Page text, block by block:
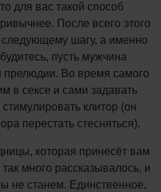
для вас такой способ
После всего этого
следующему шагу, а именно
пусть мужчина
прелюдии. Во время самого
в сексе и сами задавать
клитор (он
перестать стесняться).
которая принесёт вам
много рассказывалось, и
не станем. Единственное,